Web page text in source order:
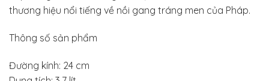
thương hiệu nổi tiếng về nồi gang tráng men của Pháp.
Thông số sản phẩm
Đường kính: 24 cm